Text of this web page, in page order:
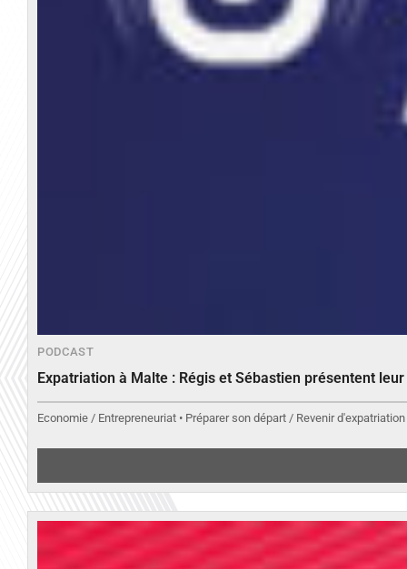
PODCAST
Expatriation à Malte : Régis et Sébastien présentent
Economie / Entrepreneuriat • Préparer son départ / Revenir d'expatriation